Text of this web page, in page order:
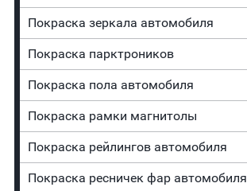
Покраска зеркала автомобиля
Покраска парктроников
Покраска пола автомобиля
Покраска рамки магнитолы
Покраска рейлингов автомобиля
Покраска ресничек фар автомобиля